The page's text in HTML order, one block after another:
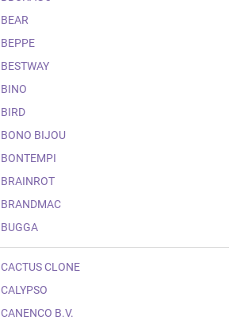
BEAR
BEPPE
BESTWAY
BINO
BIRD
BONO BIJOU
BONTEMPI
BRAINROT
BRANDMAC
BUGGA
CACTUS CLONE
CALYPSO
CANENCO B.V.